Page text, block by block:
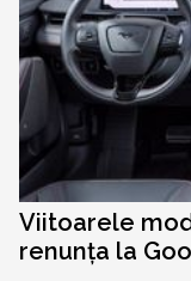
Viitoarele
renunța la